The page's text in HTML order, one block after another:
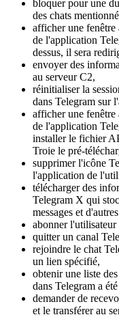
bloquer pour une
des chats
afficher une fenêtre
de l'application
dessus, il sera
envoyer des
au serveur C2,
réinitialiser la
dans Telegram sur
afficher une fenêtre
de l'application
installer le fichier
Troie le pré-
supprimer l'icône
l'application de
télécharger des
Telegram X qui
messages et
abonner l'utilisateur
quitter un canal
rejoindre le chat
un lien spécifié,
obtenir une liste
dans Telegram a
demander de
et le transférer au